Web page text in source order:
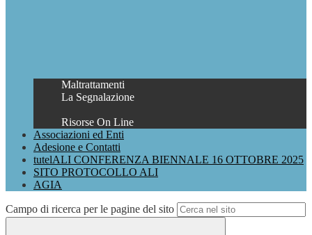
Maltrattamenti
La Segnalazione
Risorse On Line
Associazioni ed Enti
Adesione e Contatti
tutelALI CONFERENZA BIENNALE 16 OTTOBRE 2025
SITO PROTOCOLLO ALI
AGIA
Campo di ricerca per le pagine del sito